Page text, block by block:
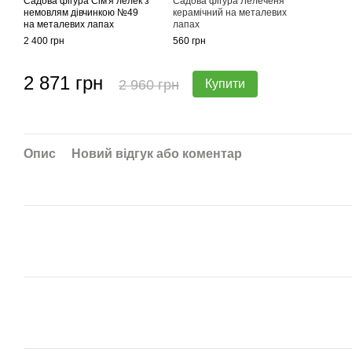
немовлям дівчинкою №49
на металевих лапах
2 400 грн
керамічний на металевих
лапах
560 грн
2 871 грн 2 960 грн Купити
Опис Новий відгук або коментар